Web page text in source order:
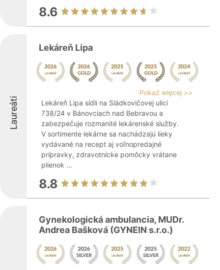
8.6
Laureáti
Lekáreň Lipa
Pokaż więcej >>
Lekáreň Lipa sídli na Sládkovičovej ulici
738/24 v Bánovciach nad Bebravou a
zabezpečuje rozmanité lekárenské služby.
V sortimente lekárne sa nachádzajú lieky
vydávané na recept aj voľnopredajné
prípravky, zdravotnícke pomôcky vrátane
plienok ...
8.8
Gynekologická ambulancia, MUDr.
Andrea Bašková (GYNEIN s.r.o.)